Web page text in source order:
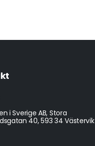
i Sverige AB, Stora
40, 593 34 Västervik